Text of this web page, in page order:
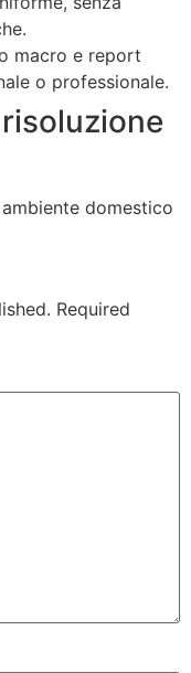
macro e report
o professionale.
domestico
Required